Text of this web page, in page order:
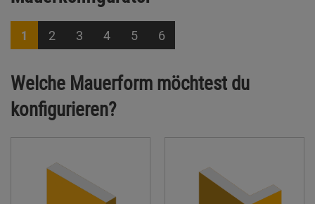
1 2 3 4 5 6
Welche Mauerform möchtest du
konfigurieren?